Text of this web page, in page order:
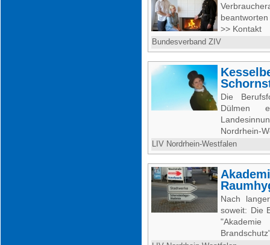
>> Kontakt
Bundesverband ZIV
Die
Dülmen
Nordrhein-
LIV Nordrhein-Westfalen
Nach
soweit: Die